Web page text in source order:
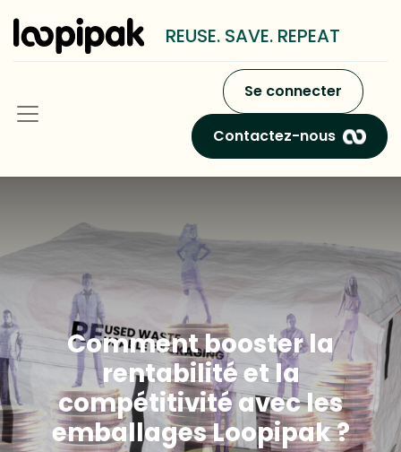
REUSE. SAVE. REPEAT
Se connecter
Contactez-nous
Comment booster la
rentabilité et la
compétitivité avec les
emballages Loopipak ?